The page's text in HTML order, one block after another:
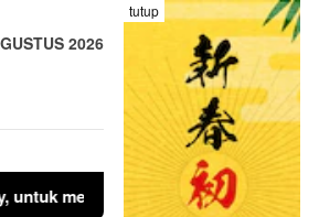
tutup
2026
pembelian silahkanKLIK